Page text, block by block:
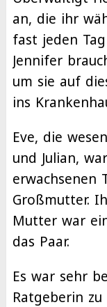
an, die ihr
fast jeden
Jennifer
um sie auf
ins
Eve, die
und Julian,
erwachsenen
Großmutter.
Mutter war
das Paar.
Es war sehr
Ratgeberin